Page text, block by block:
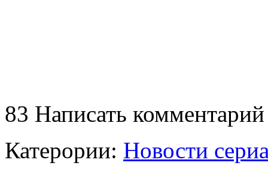
83 Написать комментарий
Катерории: Новости